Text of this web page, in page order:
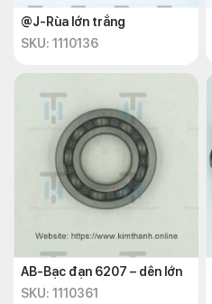
@J-Rùa lớn trắng
SKU: 1110136
AB-Bạc đạn 6207 – dên lớn
SKU: 1110361